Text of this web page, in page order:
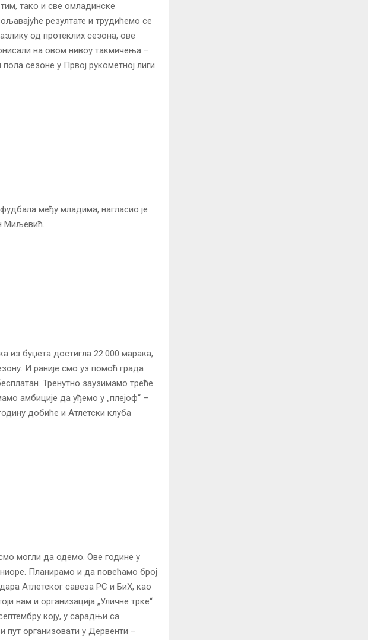
тако и све омладинске
резултате и трудићемо се
од протеклих сезона, ове
на овом нивоу такмичења –
сезоне у Првој рукометној лиги
међу младима, нагласио је
Миљевић.
из буџета достигла 22.000 марака,
И раније смо уз помоћ града
Тренутно заузимамо треће
амбиције да уђемо у „плејоф“ –
добиће и Атлетски клуба
могли да одемо. Ове године у
Планирамо и да повећамо број
Атлетског савеза РС и БиХ, као
нам и организација „Уличне трке“
коју, у сарадњи са
пут организовати у Дервенти –